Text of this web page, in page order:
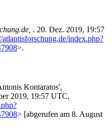
. 20. Dez. 2019, 19:57
atlantisforschung.de/index.php?
>.
Kontaratos',
2019, 19:57 UTC,
> [abgerufen am 8. August